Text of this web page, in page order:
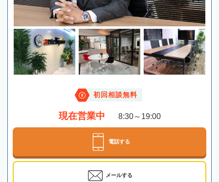
初回相談無料
現在営業中 8:30～19:00
電話する
メールする